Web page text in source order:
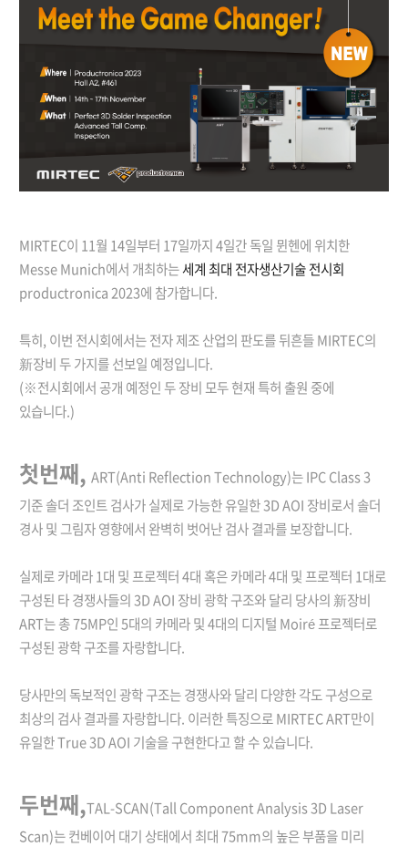
MIRTEC이 11월 14일부터 17일까지 4일간 독일 뮌헨에 위치한
Messe Munich에서 개최하는세계 최대 전자생산기술 전시회
productronica 2023에 참가합니다.
특히, 이번 전시회에서는 전자 제조 산업의 판도를 뒤흔들 MIRTEC의
新장비 두 가지를 선보일 예정입니다.
(※전시회에서 공개 예정인 두 장비 모두 현재 특허 출원 중에
있습니다.)
첫번째,ART(Anti Reflection Technology)는 IPC Class 3
기준 솔더 조인트 검사가 실제로 가능한 유일한 3D AOI 장비로서 솔더
경사 및 그림자 영향에서 완벽히 벗어난 검사 결과를 보장합니다.
실제로 카메라 1대 및 프로젝터 4대 혹은 카메라 4대 및 프로젝터 1대로
구성된 타 경쟁사들의 3D AOI 장비 광학 구조와 달리 당사의 新장비
ART는 총 75MP인 5대의 카메라 및 4대의 디지털 Moiré 프로젝터로
구성된 광학 구조를 자랑합니다.
당사만의 독보적인 광학 구조는 경쟁사와 달리 다양한 각도 구성으로
최상의 검사 결과를 자랑합니다. 이러한 특징으로 MIRTEC ART만이
유일한 True 3D AOI 기술을 구현한다고 할 수 있습니다.
두번째,TAL-SCAN(Tall Component Analysis 3D Laser
Scan)는 컨베이어 대기 상태에서 최대 75mm의 높은 부품을 미리